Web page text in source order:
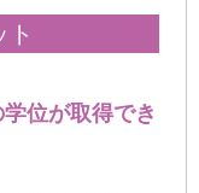
位が取得でき